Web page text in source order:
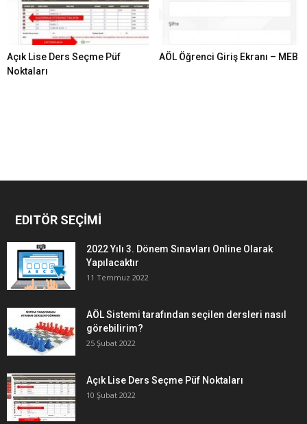
Açık Lise Ders Seçme Püf
Noktaları
AÖL Öğrenci Giriş Ekranı – MEB
EDITÖR SEÇİMİ
2022 Yılı 3. Dönem Sınavları Online Olarak
Yapılacaktır
11 Temmuz 2022
AÖL Sistemi tarafından seçilen dersleri nasıl
görebilirim?
25 Şubat 2022
Açık Lise Ders Seçme Püf Noktaları
10 Şubat 2022